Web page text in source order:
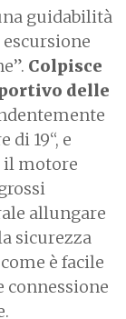
guidabilità
Colpisce
delle
19“, e
il motore
allungare
sicurezza
è facile
connessione